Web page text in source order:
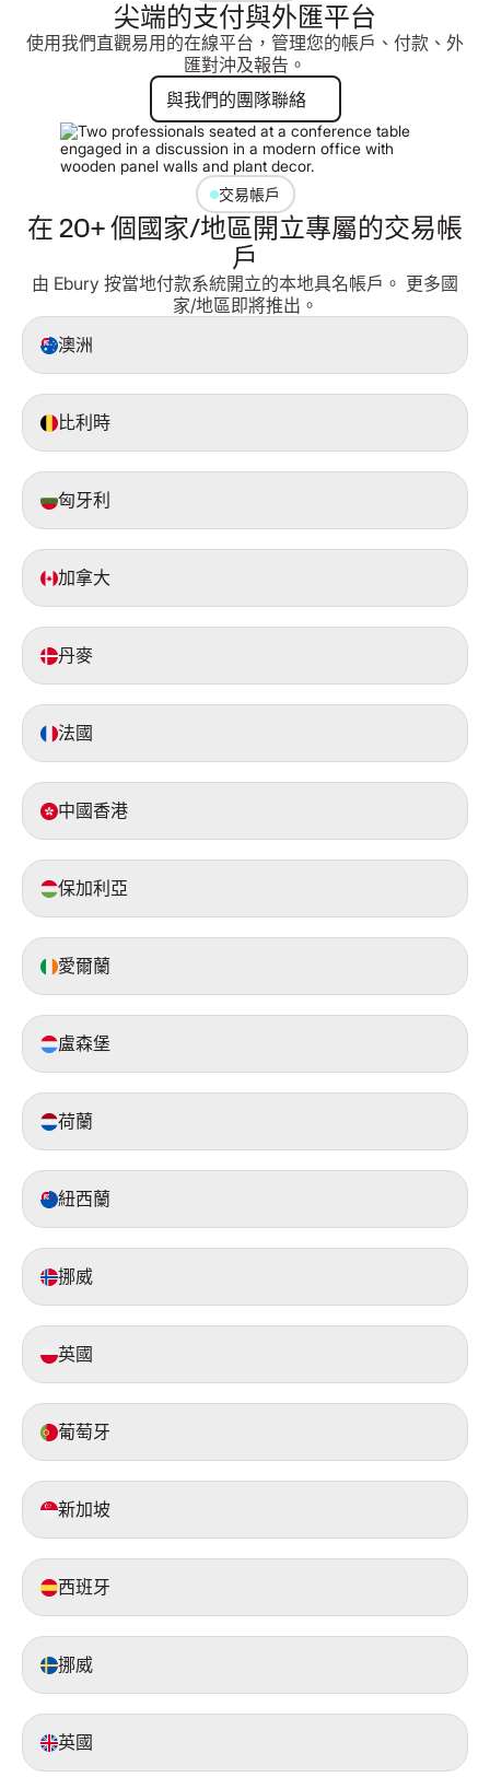
尖端的支付與外匯平台
使用我們直觀易用的在線平台，管理您的帳戶、付款、外
匯對沖及報告。
與我們的團隊聯絡
與我們的團隊聯絡
交易帳戶
在 20+ 個國家/地區開立專屬的交易帳
戶
由 Ebury 按當地付款系統開立的本地具名帳戶。 更多國
家/地區即將推出。
澳洲
比利時
匈牙利
加拿大
丹麥
法國
中國香港
保加利亞
愛爾蘭
盧森堡
荷蘭
紐西蘭
挪威
英國
葡萄牙
新加坡
西班牙
挪威
英國